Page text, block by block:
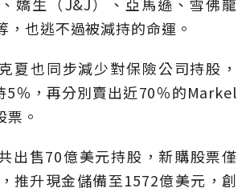
，也逃不過被減持的命運。
夏也同步減少對保險公司持股，
5％，再分別賣出近70％的Markel
。
出售70億美元持股，新購股票僅
推升現金儲備至1572億美元，創